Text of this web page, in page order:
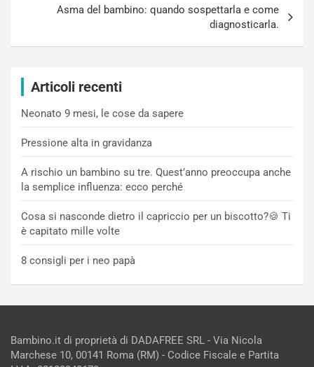
Asma del bambino: quando sospettarla e come
diagnosticarla.
Articoli recenti
Neonato 9 mesi, le cose da sapere
Pressione alta in gravidanza
A rischio un bambino su tre. Quest’anno preoccupa anche
la semplice influenza: ecco perché
Cosa si nasconde dietro il capriccio per un biscotto?🍪 Ti
è capitato mille volte
8 consigli per i neo papà
Bambino.it di proprietà di DADAFREE SRL - Via Nicola
Marchese 10, 00141 Roma (RM) - Codice Fiscale e Partita